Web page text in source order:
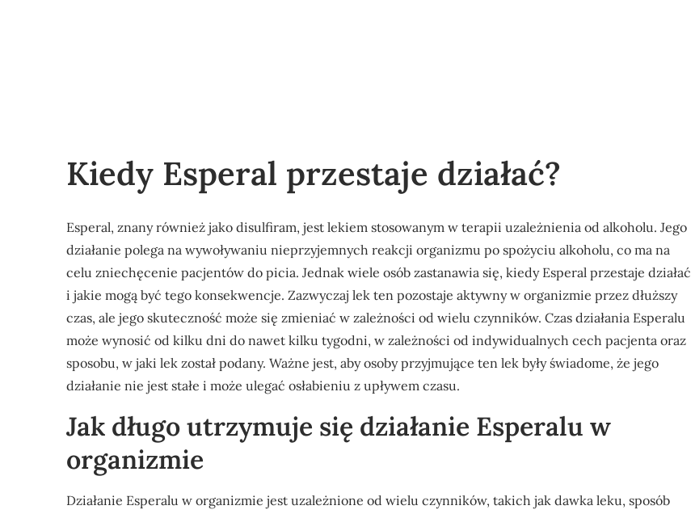
Kiedy Esperal przestaje działać?
Esperal, znany również jako disulfiram, jest lekiem stosowanym w terapii uzależnienia od alkoholu. Jego
działanie polega na wywoływaniu nieprzyjemnych reakcji organizmu po spożyciu alkoholu, co ma na
celu zniechęcenie pacjentów do picia. Jednak wiele osób zastanawia się, kiedy Esperal przestaje działać
i jakie mogą być tego konsekwencje. Zazwyczaj lek ten pozostaje aktywny w organizmie przez dłuższy
czas, ale jego skuteczność może się zmieniać w zależności od wielu czynników. Czas działania Esperalu
może wynosić od kilku dni do nawet kilku tygodni, w zależności od indywidualnych cech pacjenta oraz
sposobu, w jaki lek został podany. Ważne jest, aby osoby przyjmujące ten lek były świadome, że jego
działanie nie jest stałe i może ulegać osłabieniu z upływem czasu.
Jak długo utrzymuje się działanie Esperalu w
organizmie
Działanie Esperalu w organizmie jest uzależnione od wielu czynników, takich jak dawka leku, sposób